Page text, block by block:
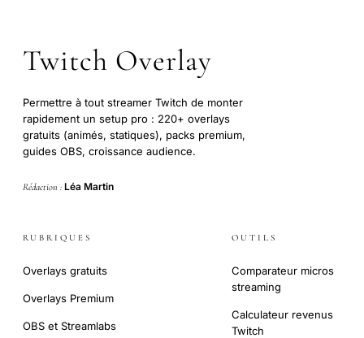
Twitch Overlay
Permettre à tout streamer Twitch de monter
rapidement un setup pro : 220+ overlays
gratuits (animés, statiques), packs premium,
guides OBS, croissance audience.
Rédaction : Léa Martin
RUBRIQUES
Overlays gratuits
Overlays Premium
OBS et Streamlabs
OUTILS
Comparateur micros
streaming
Calculateur revenus
Twitch